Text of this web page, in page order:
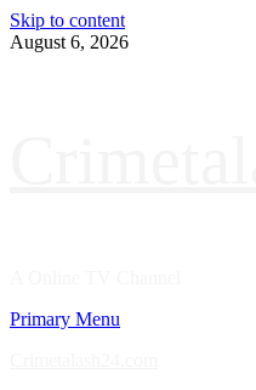
Skip to content
August 6, 2026
Primary Menu